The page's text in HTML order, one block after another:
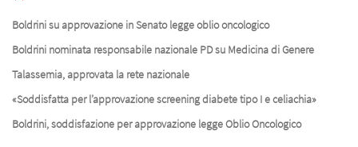
Boldrini su approvazione in Senato legge oblio oncologico
Boldrini nominata responsabile nazionale PD su Medicina di Genere
Talassemia, approvata la rete nazionale
«Soddisfatta per l’approvazione screening diabete tipo I e celiachia»
Boldrini, soddisfazione per approvazione legge Oblio Oncologico